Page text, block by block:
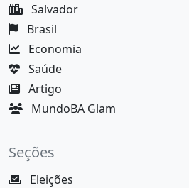
Salvador
Brasil
Economia
Saúde
Artigo
MundoBA Glam
Seções
Eleições